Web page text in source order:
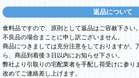
返品について
食料品ですので、原則として返品はご容赦下さい。
不良品の場合まことに申し訳ございません。
商品につきましては充分注意をしておりますが、
ら、商品到着後３日以内にお知らせ下さい。
弊社より引取りの宅配業者を手配し荷受けに参り
改めてご連絡差し上げます。